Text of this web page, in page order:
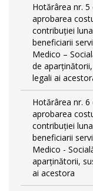
Hotărârea nr. 5
aprobarea
contribuției
beneficiarii
Medico –
de
legali ai
Hotărârea nr. 6
aprobarea
contribuției
beneficiarii
Medico -
aparținătorii,
ai acestora